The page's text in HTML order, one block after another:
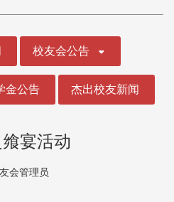
校友会公告
金公告 杰出校友新闻
宴活动
会管理员